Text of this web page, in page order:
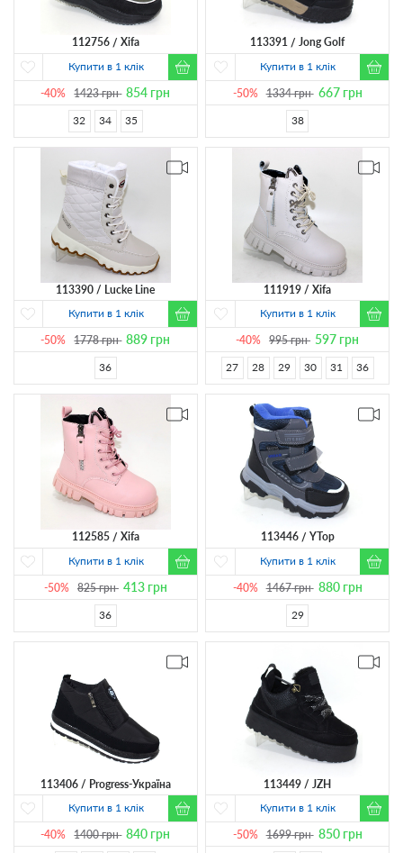
112756
Xifa
Купити в 1 клік
-40% 1423грн 854 грн
32 34 35
113391
Jong Golf
Купити в 1 клік
-50% 1334грн 667грн
38
113390
Lucke Line
Купити в 1 клік
-50% 1778грн 889 грн
36
111919
Xifa
Купити в 1 клік
-40% 995грн 597 грн
27 28 29 30 31 36
112585
Xifa
Купити в 1 клік
-50% 825грн 413грн
36
113446
YTop
Купити в 1 клік
-40% 1467грн 880грн
29
113406
Progress-Україна
Купити в 1 клік
-40% 1400грн 840 грн
113449
JZH
Купити в 1 клік
-50% 1699грн 850грн